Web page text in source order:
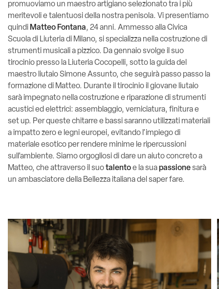
promuoviamo un maestro artigiano selezionato tra i più
meritevoli e talentuosi della nostra penisola. Vi presentiamo
quindi Matteo Fontana, 24 anni. Ammesso alla Civica
Scuola di Liuteria di Milano, si specializza nella costruzione di
strumenti musicali a pizzico. Da gennaio svolge il suo
tirocinio presso la Liuteria Cocopelli, sotto la guida del
maestro liutaio Simone Assunto, che seguirà passo passo la
formazione di Matteo. Durante il tirocinio il giovane liutaio
sarà impegnato nella costruzione e riparazione di strumenti
acustici ed elettrici: assemblaggio, verniciatura, finitura e
set up. Per queste chitarre e bassi saranno utilizzati materiali
a impatto zero e legni europei, evitando l’impiego di
materiale esotico per rendere minime le ripercussioni
sull’ambiente. Siamo orgogliosi di dare un aiuto concreto a
Matteo, che attraverso il suotalentoe la suapassionesarà
un ambasciatore della Bellezza italiana del saper fare.